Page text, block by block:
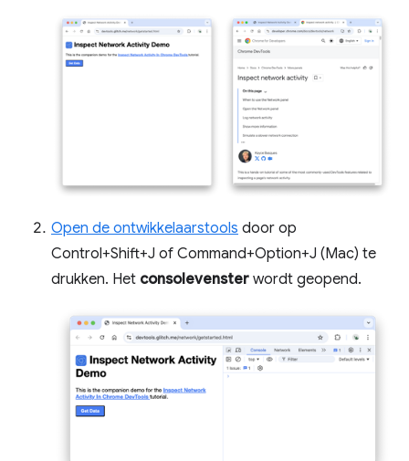
Open de ontwikkelaarstools door op
Control+Shift+J of Command+Option+J (Mac) te
drukken. Het consolevenster wordt geopend.